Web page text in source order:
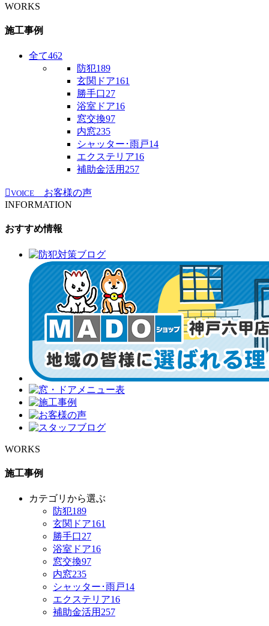
WORKS
施工事例
全て462
防犯189
玄関ドア161
勝手口27
浴室ドア16
窓交換97
内窓235
シャッター･雨戸14
エクステリア16
補助金活用 257
VOICE
お客様の声
INFORMATION
おすすめ情報
WORKS
施工事例
カテゴリから選ぶ
防犯189
玄関ドア161
勝手口27
浴室ドア16
窓交換97
内窓235
シャッター･雨戸14
エクステリア16
補助金活用 257